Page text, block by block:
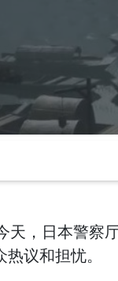
天，日本警察
议和担忧。